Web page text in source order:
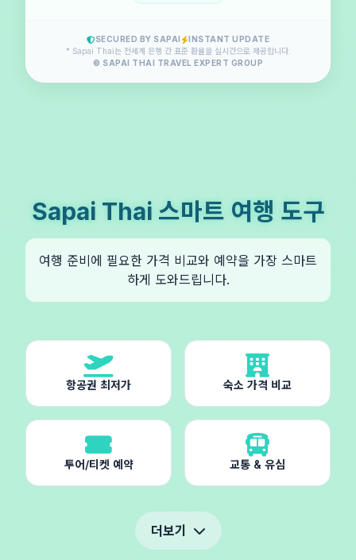
SECURED BY SAPAI
INSTANT UPDATE
* Sapai Thai는 전세계 은행 간 표준 환율을 실시간으로 제공합니다.
© SAPAI THAI TRAVEL EXPERT GROUP
Sapai Thai 스마트 여행 도구
여행 준비에 필요한 가격 비교와 예약을 가장 스마트
하게 도와드립니다.
항공권 최저가 숙소 가격 비교
투어/티켓 예약 교통 & 유심
더보기